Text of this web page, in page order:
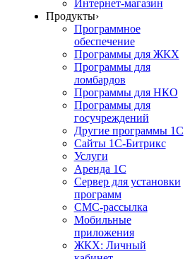
Интернет-магазин
Продукты›
Программное
обеспечение
Программы для ЖКХ
Программы для
ломбардов
Программы для НКО
Программы для
госучреждений
Другие программы 1С
Сайты 1С-Битрикс
Услуги
Аренда 1С
Сервер для установки
программ
СМС-рассылка
Мобильные
приложения
ЖКХ: Личный